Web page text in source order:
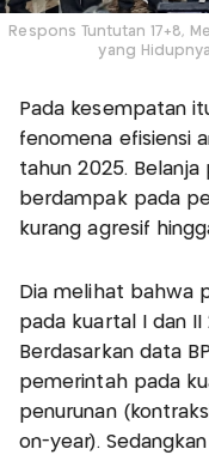
Respons Tuntutan 17+8,
yang
Pada kesempatan
fenomena efisiensi
tahun 2025.
berdampak pada
kurang agresif
Dia melihat bahwa
pada kuartal I dan II
Berdasarkan data
pemerintah pada
penurunan
on-year).